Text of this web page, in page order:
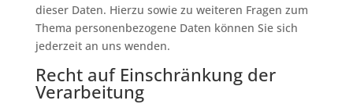
dieser Daten. Hierzu sowie zu weiteren Fragen zum
Thema personenbezogene Daten können Sie sich
jederzeit an uns wenden.
Recht auf Einschränkung der
Verarbeitung